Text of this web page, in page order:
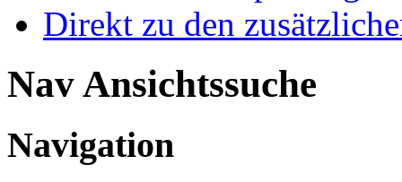
Direkt zu den
Nav Ansichtssuche
Navigation